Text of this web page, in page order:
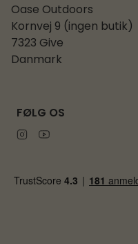
Oase Outdoors
Kornvej 9 (ingen butik)
7323 Give
Danmark
FØLG OS
Instagram
Youtube